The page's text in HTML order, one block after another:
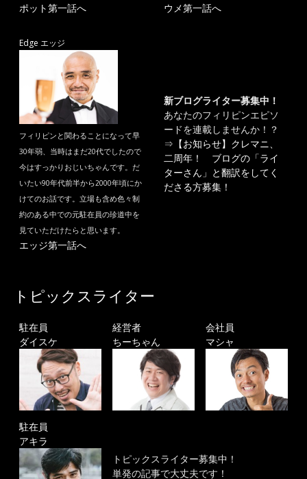
ポット第一話へ ウメ第一話へ
Edge エッジ
フィリピンと関わることになって早
30年弱、当時はまだ20代でしたので
今はすっかりおじいちゃんです。だ
いたい90年代前半から2000年頃にか
けてのお話です。立場も含め色々制
約のある中での元駐在員の珍道中を
見ていただけたらと思います。
エッジ第一話へ
新ブログライター募集中！
あなたのフィリピンエピソ
ードを連載しませんか！？
⇒ 【お知らせ】クレマニ、
二周年！ ブログの「ライ
ターさん」と翻訳をしてく
ださる方募集！
トピックスライター
駐在員
ダイスケ
経営者
ちーちゃん
会社員
マシャ
駐在員
アキラ
トピックスライター募集中！
単発の記事で大丈夫です！